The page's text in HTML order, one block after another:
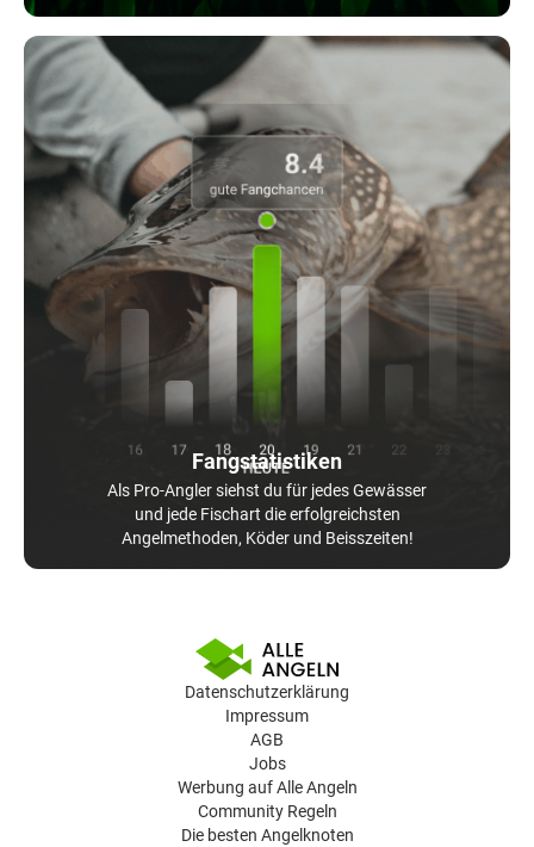
Fangstatistiken
Als Pro-Angler siehst du für jedes Gewässer
und jede Fischart die erfolgreichsten
Angelmethoden, Köder und Beisszeiten!
Datenschutzerklärung
Impressum
AGB
Jobs
Werbung auf Alle Angeln
Community Regeln
Die besten Angelknoten